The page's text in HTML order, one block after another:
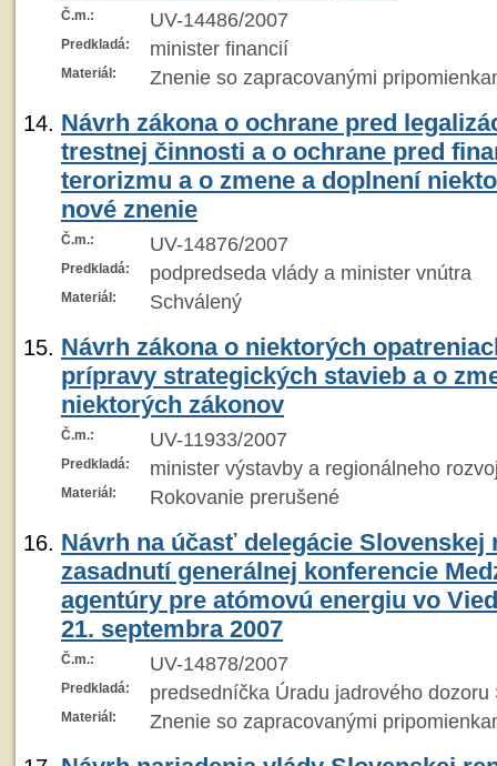
Č.m.: UV-14486/2007
Predkladá: minister financií
Materiál: Znenie so zapracovanými
Návrh zákona o ochrane pred
trestnej činnosti a o ochrane pred
terorizmu a o zmene a doplnení
nové znenie
Č.m.: UV-14876/2007
Predkladá: podpredseda vlády a minister vnútra
Materiál: Schválený
Návrh zákona o niektorých
prípravy strategických stavieb a o
niektorých zákonov
Č.m.: UV-11933/2007
Predkladá: minister výstavby a regionálneho
Materiál: Rokovanie prerušené
Návrh na účasť delegácie Slovenskej
zasadnutí generálnej konferencie
agentúry pre atómovú energiu vo
21. septembra 2007
Č.m.: UV-14878/2007
Predkladá: predsedníčka Úradu jadrového dozoru
Materiál: Znenie so zapracovanými